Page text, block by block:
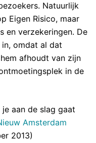
Natuurlijk
Eigen Risico, maar
en verzekeringen. De
omdat al dat
afhoudt van zijn
in de
aan de slag gaat
Amsterdam
2013)